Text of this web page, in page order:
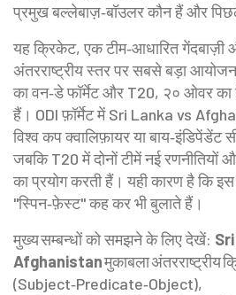
प्रमुख बल्लेबाज़‑बॉउलर कौन हैं और
यहक्रिकेट,एक टीम‑आधारित
अंतरराष्ट्रीय स्तर पर सबसे बड़ा
का वन‑डे फॉर्मेटऔर T20, २० ओवर का
हैं। ODI फ़ॉर्मेट में Sri Lanka vs
विश्व कप क्वालिफ़ायर या बाय‑इंडिपेंडेंट
जबकि T20 में दोनों टीमें नई रणनीतियों
का प्रयोग करती हैं। यही कारण है कि इस
"स्पिन‑फ़ेस्ट" कह कर भी बुलाते हैं।
मुख्य सम्बन्धों को समझने के लिए देखें:
Afghanistanमुकाबला अंतरराष्ट्रीय
(Subject‑Predicate‑Object),